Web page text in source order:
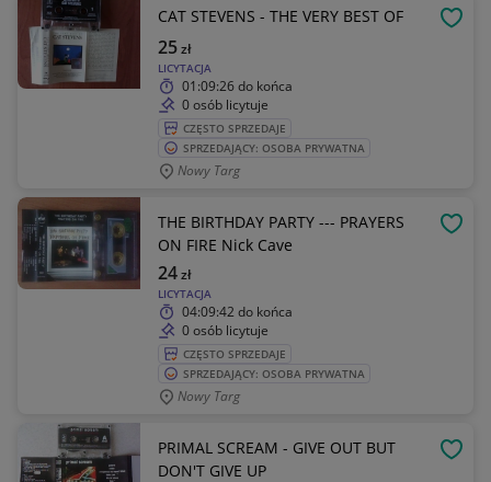
CAT STEVENS - THE VERY BEST OF
LICYTACJA
25zł
01:09:26do końca
0 osób licytuje
CZĘSTO SPRZEDAJE
SPRZEDAJĄCY: OSOBA PRYWATNA
Nowy Targ
THE BIRTHDAY PARTY --- PRAYERS
ON FIRE Nick Cave
LICYTACJA
24zł
04:09:42 do końca
0 osób licytuje
CZĘSTO SPRZEDAJE
SPRZEDAJĄCY: OSOBA PRYWATNA
Nowy Targ
PRIMAL SCREAM - GIVE OUT BUT
DON'T GIVE UP